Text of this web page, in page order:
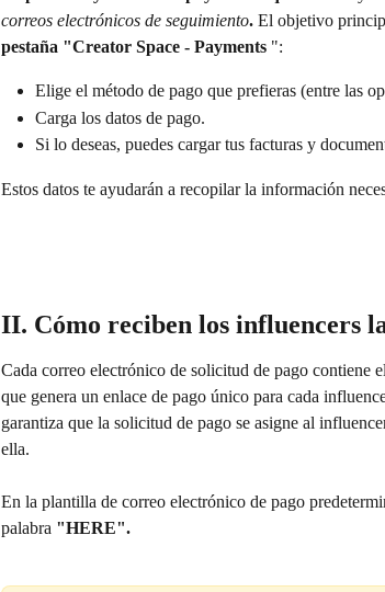
correos electrónicos de seguimiento. El objetivo
pestaña "Creator Space - Payments ":
Elige el método de pago que prefieras (entre las
Carga los datos de pago.
Si lo deseas, puedes cargar tus facturas y
Estos datos te ayudarán a recopilar la información
II. Cómo reciben los influencers
Cada correo electrónico de solicitud de pago contiene
que genera un enlace de pago único para cada
garantiza que la solicitud de pago se asigne al
ella.
En la plantilla de correo electrónico de pago
palabra "HERE".